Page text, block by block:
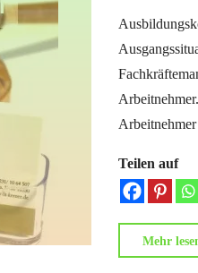
Teilen auf
Mehr